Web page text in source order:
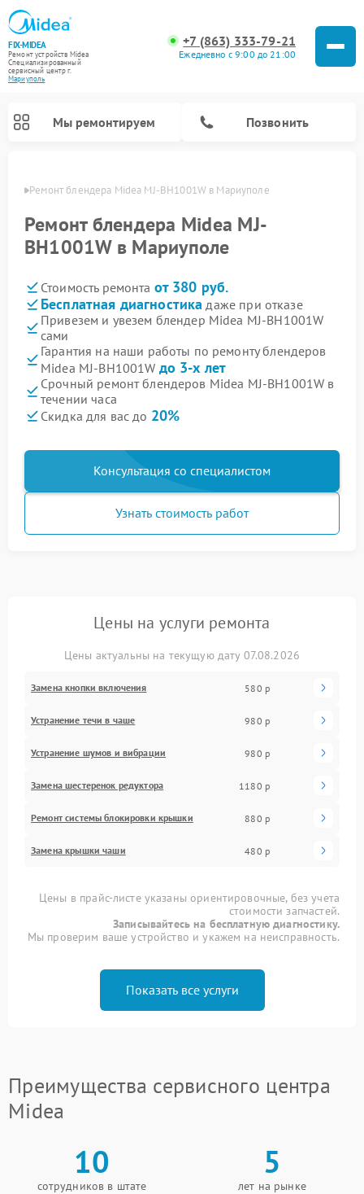
FIX-MIDEA
Ремонт устройств Midea
Специализированный
cервисный центр г.
Мариуполь
+7 (863) 333-79-21
Ежедневно с 9:00 до 21:00
Мы ремонтируем Позвонить
Ремонт блендера Midea MJ-BH1001W в Мариуполе
Ремонт блендера Midea MJ-
BH1001W в Мариуполе
Стоимость ремонта от 380 руб.
Бесплатная диагностика даже при отказе
Привезем и увезем блендер Midea MJ-BH1001W
сами
Гарантия на наши работы по ремонту блендеров
Midea MJ-BH1001W до 3-х лет
Срочный ремонт блендеров Midea MJ-BH1001W в
течении часа
Скидка для вас до 20%
Консультация со специалистом
Узнать стоимость работ
Цены на услуги ремонта
Цены актуальны на текущую дату 07.08.2026
Замена кнопки включения 580 р
Устранение течи в чаше 980 р
Устранение шумов и вибрации 980 р
Замена шестеренок редуктора 1180 р
Ремонт системы блокировки крышки 880 р
Замена крышки чаши 480 р
Цены в прайс-листе указаны ориентировочные, без учета
стоимости запчастей.
Записывайтесь на бесплатную диагностику.
Мы проверим ваше устройство и укажем на неисправность.
Показать все услуги
Преимущества сервисного центра
Midea
10
сотрудников в штате
5
лет на рынке